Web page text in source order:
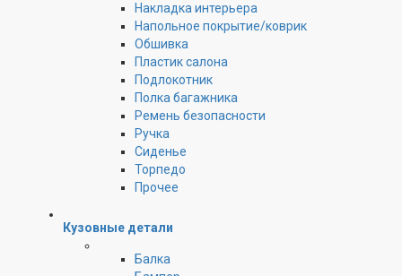
Накладка интерьера
Напольное покрытие/коврик
Обшивка
Пластик салона
Подлокотник
Полка багажника
Ремень безопасности
Ручка
Сиденье
Торпедо
Прочее
Кузовные детали
Балка